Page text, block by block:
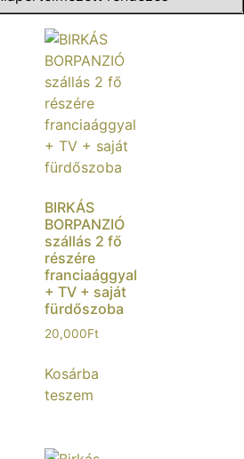
BIRKÁS
BORPANZIÓ
szállás 2 fő
részére
franciaággyal
+ TV + saját
fürdőszoba
20,000Ft
Kosárba
teszem